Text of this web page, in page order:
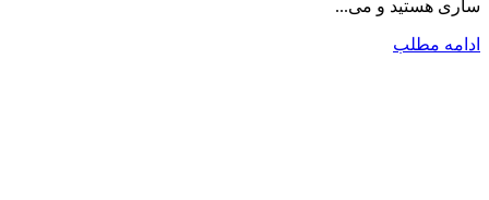
ساری هستید و می...
ادامه مطلب